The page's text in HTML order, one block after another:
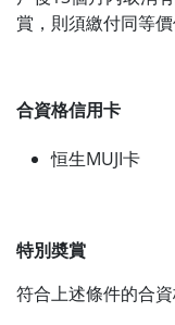
賞，則須繳付同等
合資格信用卡
恒生MUJI卡
特別奬賞
符合上述條件的合